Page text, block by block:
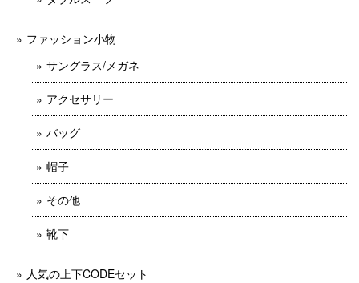
ファッション小物
サングラス/メガネ
アクセサリー
バッグ
帽子
その他
靴下
人気の上下CODEセット